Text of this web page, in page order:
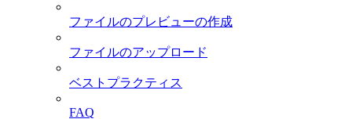
ファイルのプレビューの作成
ファイルのアップロード
ベストプラクティス
FAQ